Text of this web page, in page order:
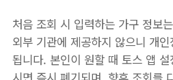
처음 조회 시 입력하는 가구 정보
외부 기관에 제공하지 않으니 개
됩니다. 본인이 원할 때 토스 앱